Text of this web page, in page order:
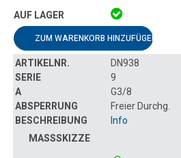
ZUM WARENKORB HINZUFÜGEN
DN938
9
G3/8
Freier Durchg.
Info